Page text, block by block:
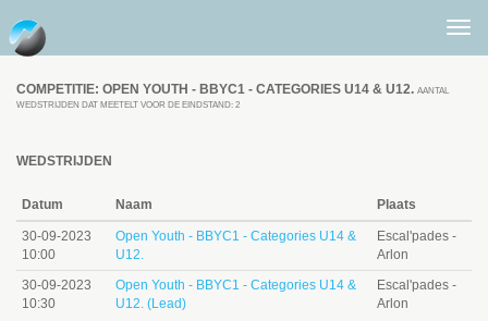
COMPETITIE: OPEN YOUTH - BBYC1 - CATEGORIES U14 & U12. AANTAL
WEDSTRIJDEN DAT MEETELT VOOR DE EINDSTAND: 2
WEDSTRIJDEN
Datum Naam Plaats
30-09-2023
10:00
Open Youth - BBYC1 - Categories U14 &
U12.
Escal'pades -
Arlon
30-09-2023
10:30
Open Youth - BBYC1 - Categories U14 &
U12. (Lead)
Escal'pades -
Arlon